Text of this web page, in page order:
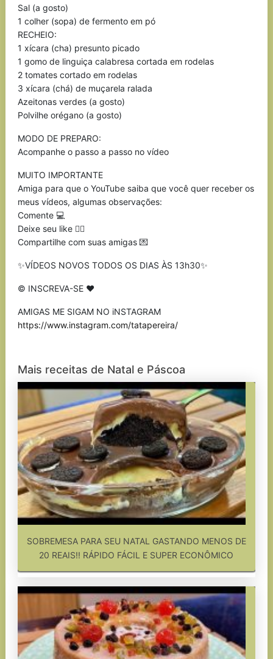
Sal (a gosto)
1 colher (sopa) de fermento em pó
RECHEIO:
1 xícara (cha) presunto picado
1 gomo de linguiça calabresa cortada em rodelas
2 tomates cortado em rodelas
3 xícara (chá) de muçarela ralada
Azeitonas verdes (a gosto)
Polvilhe orégano (a gosto)
MODO DE PREPARO:
Acompanhe o passo a passo no vídeo
MUITO IMPORTANTE
Amiga para que o YouTube saiba que você quer receber os
meus vídeos, algumas observações:
Comente 💻
Deixe seu like 👍🏼
Compartilhe com suas amigas 💌
✨VÍDEOS NOVOS TODOS OS DIAS ÀS 13h30✨
© INSCREVA-SE ❤️
AMIGAS ME SIGAM NO iNSTAGRAM
https://www.instagram.com/tatapereira/
Mais receitas de Natal e Páscoa
SOBREMESA PARA SEU NATAL GASTANDO MENOS DE
20 REAIS!! RÁPIDO FÁCIL E SUPER ECONÔMICO